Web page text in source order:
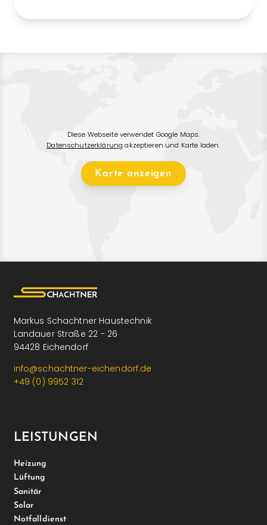
Diese Webseite verwendet Google Maps.
Datenschutzerklärung akzeptieren und Karte laden.
Karte anzeigen
Markus Schachtner Haustechnik
Landauer Straße 22 - 26
94428 Eichendorf
info@schachtner-eichendorf.de
+49 (0) 9952 312
LEISTUNGEN
Heizung
Lüftung
Sanitär
Solar
Notfalldienst